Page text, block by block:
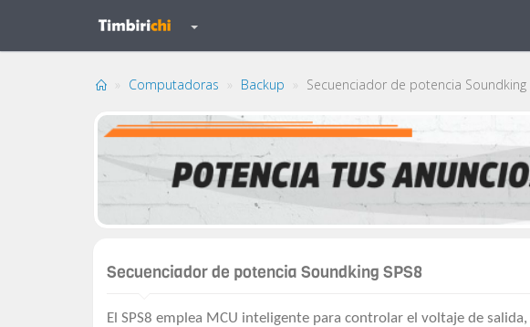
Computadoras Backup Secuenciador de potencia Soundking
Secuenciador de potencia Soundking SPS8
El SPS8 emplea MCU inteligente para controlar el voltaje de